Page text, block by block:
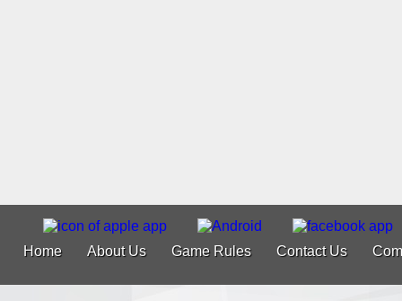
Home About Us Game Rules Contact Us